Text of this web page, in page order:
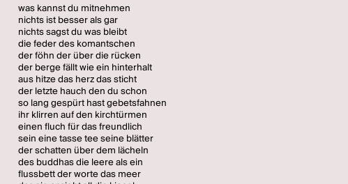
was kannst du mitnehmen
nichts ist besser als gar
nichts sagst du was bleibt
die feder des komantschen
der föhn der über die rücken
der berge fällt wie ein hinterhalt
aus hitze das herz das sticht
der letzte hauch den du schon
so lang gespürt hast gebetsfahnen
ihr klirren auf den kirchtürmen
einen fluch für das freundlich
sein eine tasse tee seine blätter
der schatten über dem lächeln
des buddhas die leere als ein
flussbett der worte das meer